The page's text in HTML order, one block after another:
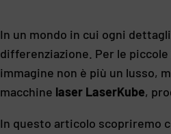
In un mondo in cui ogni
differenziazione. Per le
immagine non è più un lusso,
macchine laser LaserKube,
In questo articolo scopriremo